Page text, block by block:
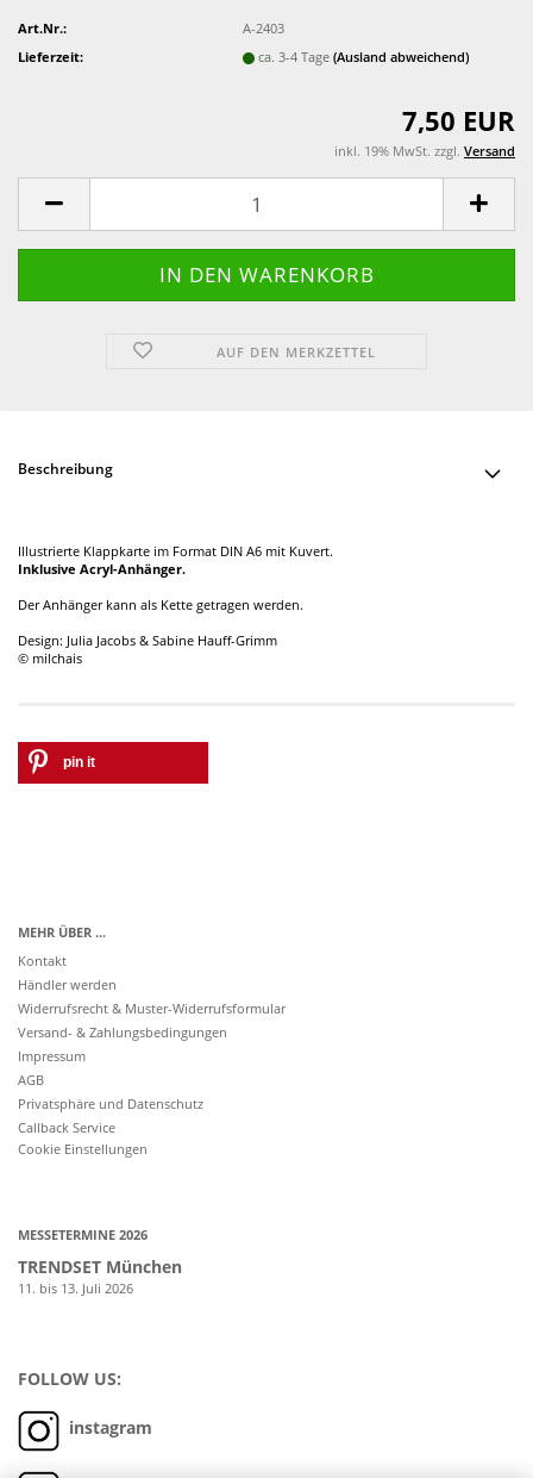
Art.Nr.:
A-2403
Lieferzeit:
ca. 3-4 Tage(Ausland abweichend)
7,50 EUR
inkl. 19% MwSt. zzgl. Versand
AUF DEN MERKZETTEL
Beschreibung
Illustrierte Klappkarte im Format DIN A6 mit Kuvert.
Inklusive Acryl-Anhänger.
Der Anhänger kann als Kette getragen werden.
Design: Julia Jacobs & Sabine Hauff-Grimm
© milchais
pin it
MEHR ÜBER ...
Kontakt
Händler werden
Widerrufsrecht & Muster-Widerrufsformular
Versand- & Zahlungsbedingungen
Impressum
AGB
Privatsphäre und Datenschutz
Callback Service
Cookie Einstellungen
MESSETERMINE 2026
TRENDSET München
11. bis 13. Juli 2026
FOLLOW US:
instagram